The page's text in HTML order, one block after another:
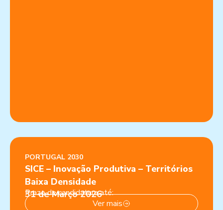
PORTUGAL 2030
SICE – Inovação Produtiva – Territórios
Baixa Densidade
Prazo de candidatura até:
31 de Março 2026
Ver mais